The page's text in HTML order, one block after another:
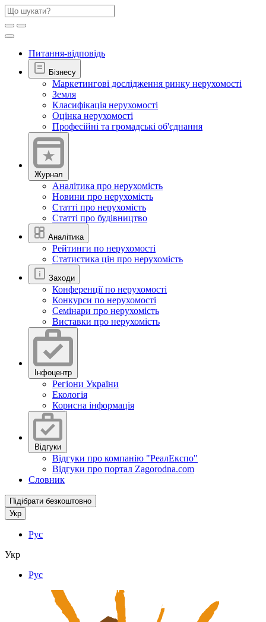
Питання-відповідь
Бізнесу
Маркетингові дослідження ринку нерухомості
Земля
Класифікація нерухомості
Оцінка нерухомості
Професійні та громадські об'єднання
Журнал
Аналітика про нерухомість
Новини про нерухомість
Статті про нерухомість
Статті про будівництво
Аналітика
Рейтинги по нерухомості
Статистика цін про нерухомість
Заходи
Конференції по нерухомості
Конкурси по нерухомості
Семінари про нерухомість
Виставки про нерухомість
Інфоцентр
Регіони України
Екологія
Корисна інформація
Відгуки
Відгуки про компанію "РеалЕкспо"
Відгуки про портал Zagorodna.com
Словник
Підібрати безкоштовно
Укр
Рус
Укр
Рус